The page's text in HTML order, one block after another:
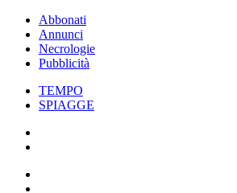
Abbonati
Annunci
Necrologie
Pubblicità
TEMPO
SPIAGGE